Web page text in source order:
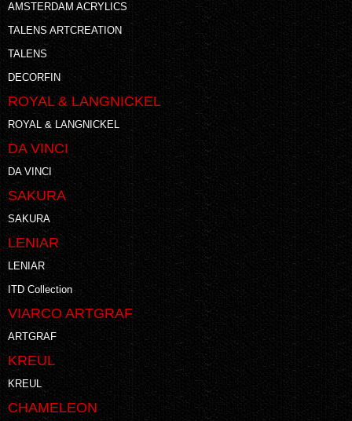
AMSTERDAM ACRYLICS
TALENS ARTCREATION
TALENS
DECORFIN
ROYAL & LANGNICKEL
ROYAL & LANGNICKEL
DA VINCI
DA VINCI
SAKURA
SAKURA
LENIAR
LENIAR
ITD Collection
VIARCO ARTGRAF
ARTGRAF
KREUL
KREUL
CHAMELEON